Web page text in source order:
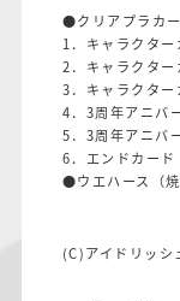
●クリアプラカ
1．キャラクタ
2．キャラクタ
3．キャラクタ
4．3周年アニバ
5．3周年アニバ
6．エンドカー
●ウエハース（
(C)アイドリッシ